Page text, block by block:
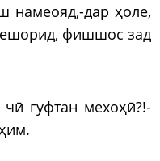
намеояд,-дар ҳоле,
фишшос зад
гуфтан мехоҳӣ?!-